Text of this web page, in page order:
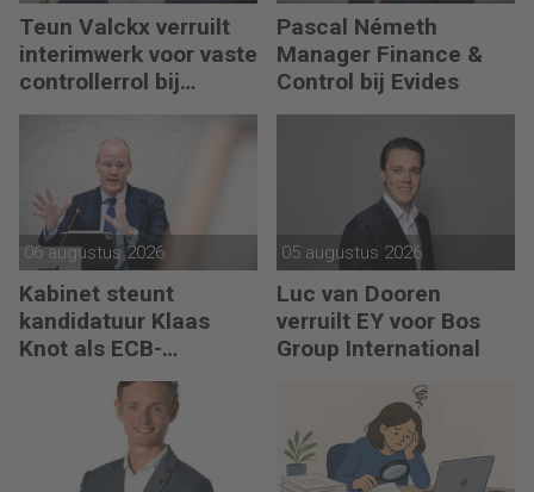
Teun Valckx verruilt
interimwerk voor vaste
controllerrol bij
Synthon
Pascal Németh
Manager Finance &
Control bij Evides
06 augustus 2026
Kabinet steunt
kandidatuur Klaas
Knot als ECB-
05 augustus 2026
Luc van Dooren
verruilt EY voor Bos
Group International